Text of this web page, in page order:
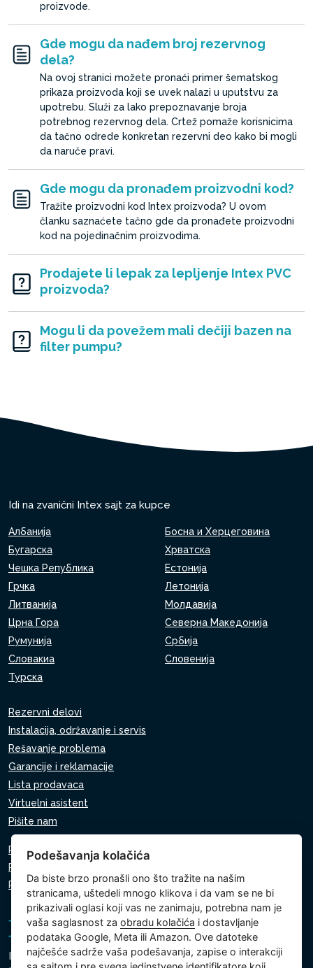
proizvode.
Gde mogu da nađem broj rezervnog
dela?
Na ovoj stranici možete pronaći primer šematskog
prikaza proizvoda koji se uvek nalazi u uputstvu za
upotrebu. Služi za lako prepoznavanje broja
potrebnog rezervnog dela. Crtež pomaže korisnicima
da tačno odrede konkretan rezervni deo kako bi mogli
da naruče pravi.
Gde mogu da pronađem proizvodni kod?
Tražite proizvodni kod Intex proizvoda? U ovom
članku saznaćete tačno gde da pronađete proizvodni
kod na pojedinačnim proizvodima.
Prodajete li lepak za lepljenje Intex PVC
proizvoda?
Mogu li da povežem mali dečiji bazen na
filter pumpu?
Idi na zvanični Intex sajt za kupce
Албанија
Босна и Херцеговина
Бугарска
Хрватска
Чешка Република
Естонија
Грчка
Летонија
Литванија
Молдавија
Црна Гора
Северна Македонија
Румунија
Србија
Словакиа
Словенија
Турска
Rezervni delovi
Instalacija, održavanje i servis
Rešavanje problema
Garancije i reklamacije
Lista prodavaca
Virtuelni asistent
Pišite nam
Pravila o zaštiti ličnih podataka
Pravila o korišćenju kolačića
Podešavanja kolačića
Intex Trading, s.r.o.
Podešavanja kolačića
Da biste brzo pronašli ono što tražite na našim
stranicama, uštedeli mnogo klikova i da vam se ne bi
prikazivali oglasi koji vas ne zanimaju, potrebna nam je
vaša saglasnost zaobradu kolačića i dostavljanje
podataka Google, Meta ili Amazon. Ove datoteke
najčešće sadrže vaša podešavanja, zapise o interakciji